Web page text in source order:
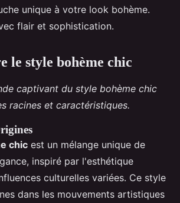
unique à votre look bohème.
flair et sophistication.
le style bohème chic
captivant du style bohème chic
racines et caractéristiques.
chic est un mélange unique de
inspiré par l'esthétique
culturelles variées. Ce style
dans les mouvements artistiques